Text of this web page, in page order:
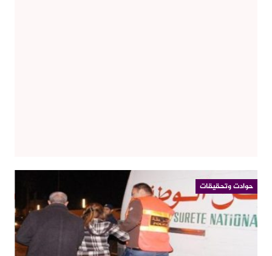
حوادت وتحقيقات